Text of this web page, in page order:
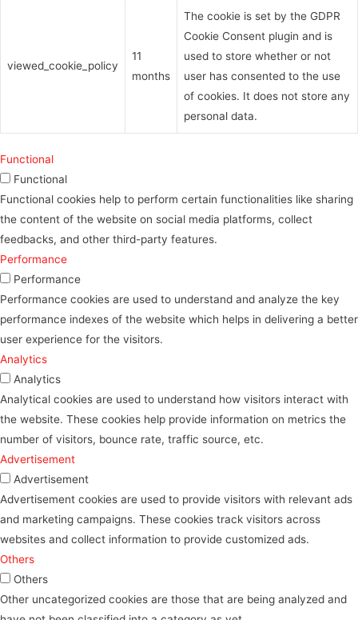
viewed_cookie_policy
11
months
The cookie is set by the GDPR
Cookie Consent plugin and is
used to store whether or not
user has consented to the use
of cookies. It does not store any
personal data.
Functional
Functional
Functional cookies help to perform certain functionalities like sharing
the content of the website on social media platforms, collect
feedbacks, and other third-party features.
Performance
Performance
Performance cookies are used to understand and analyze the key
performance indexes of the website which helps in delivering a better
user experience for the visitors.
Analytics
Analytics
Analytical cookies are used to understand how visitors interact with
the website. These cookies help provide information on metrics the
number of visitors, bounce rate, traffic source, etc.
Advertisement
Advertisement
Advertisement cookies are used to provide visitors with relevant ads
and marketing campaigns. These cookies track visitors across
websites and collect information to provide customized ads.
Others
Others
Other uncategorized cookies are those that are being analyzed and